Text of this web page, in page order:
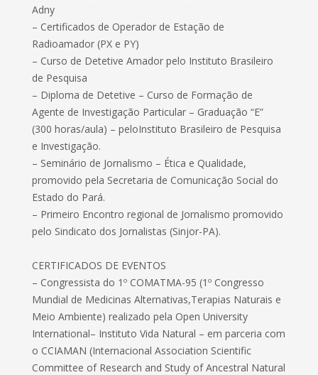
Adny
– Certificados de Operador de Estação de
Radioamador (PX e PY)
– Curso de Detetive Amador pelo Instituto Brasileiro
de Pesquisa
– Diploma de Detetive – Curso de Formação de
Agente de Investigação Particular – Graduação “E”
(300 horas/aula) – peloInstituto Brasileiro de Pesquisa
e Investigação.
– Seminário de Jornalismo – Ética e Qualidade,
promovido pela Secretaria de Comunicação Social do
Estado do Pará.
– Primeiro Encontro regional de Jornalismo promovido
pelo Sindicato dos Jornalistas (Sinjor-PA).
CERTIFICADOS DE EVENTOS
– Congressista do 1º COMATMA-95 (1º Congresso
Mundial de Medicinas Alternativas,Terapias Naturais e
Meio Ambiente) realizado pela Open University
International– Instituto Vida Natural – em parceria com
o CCIAMAN (Internacional Association Scientific
Committee of Research and Study of Ancestral Natural